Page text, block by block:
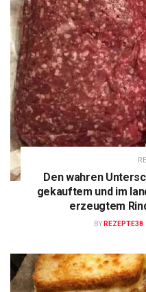
Den wahren
gekauftem und im
erzeugtem
BY REZEPTE38